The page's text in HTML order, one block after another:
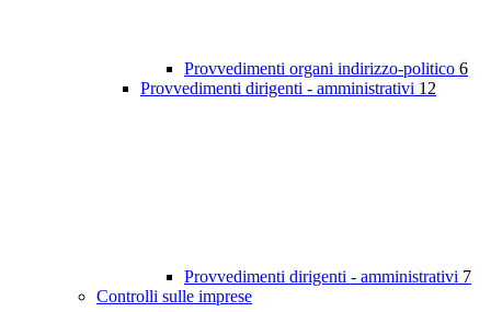
Provvedimenti organi indirizzo-politico 6
Provvedimenti dirigenti - amministrativi 12
Provvedimenti dirigenti - amministrativi 7
Controlli sulle imprese